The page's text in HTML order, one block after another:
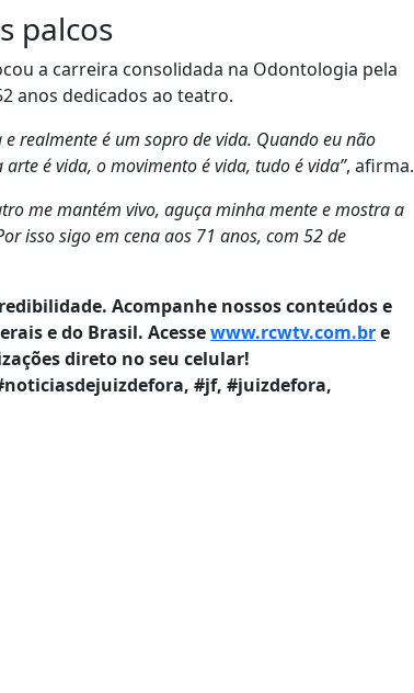
palcos
a carreira consolidada na Odontologia pela
anos dedicados ao teatro.
e realmente é um sopro de vida. Quando eu não
é vida, o movimento é vida, tudo é vida”, afirma.
me mantém vivo, aguça minha mente e mostra a
isso sigo em cena aos 71 anos, com 52 de
Acompanhe nossos conteúdos e
e do Brasil. Acessewww.rcwtv.com.bre
direto no seu celular!
#jf, #juizdefora,